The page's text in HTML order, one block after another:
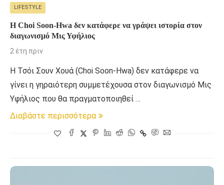
LIFESTYLE
Η Choi Soon-Hwa δεν κατάφερε να γράψει ιστορία στoν
διαγωνισμό Μις Υφήλιος
2 έτη πριν
H Τσόι Σουν Χουά (Choi Soon-Hwa) δεν κατάφερε να
γίνει η γηραιότερη συμμετέχουσα στoν διαγωνισμό Μις
Υφήλιος που θα πραγματοποιηθεί …
Διαβάστε περισσότερα